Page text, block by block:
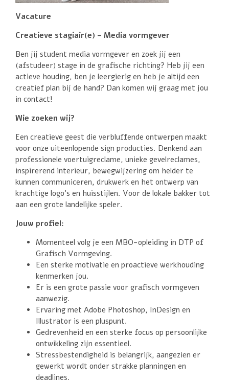
Vacature
Creatieve stagiair(e) – Media vormgever
Ben jij student media vormgever en zoek jij een
(afstudeer) stage in de grafische richting? Heb jij een
actieve houding, ben je leergierig en heb je altijd een
creatief plan bij de hand? Dan komen wij graag met jou
in contact!
Wie zoeken wij?
Een creatieve geest die verbluffende ontwerpen maakt
voor onze uiteenlopende sign producties. Denkend aan
professionele voertuigreclame, unieke gevelreclames,
inspirerend interieur, bewegwijzering om helder te
kunnen communiceren, drukwerk en het ontwerp van
krachtige logo’s en huisstijlen. Voor de lokale bakker tot
aan een grote landelijke speler.
Jouw profiel:
Momenteel volg je een MBO-opleiding in DTP of
Grafisch Vormgeving.
Een sterke motivatie en proactieve werkhouding
kenmerken jou.
Er is een grote passie voor grafisch vormgeven
aanwezig.
Ervaring met Adobe Photoshop, InDesign en
Illustrator is een pluspunt.
Gedrevenheid en een sterke focus op persoonlijke
ontwikkeling zijn essentieel.
Stressbestendigheid is belangrijk, aangezien er
gewerkt wordt onder strakke planningen en
deadlines.